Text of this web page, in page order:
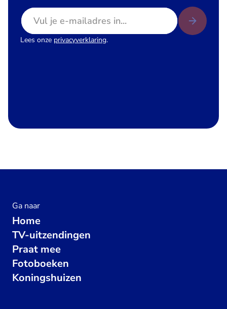
E-mailadres
Lees onze privacyverklaring.
Ga naar
Home
TV-uitzendingen
Praat mee
Fotoboeken
Koningshuizen